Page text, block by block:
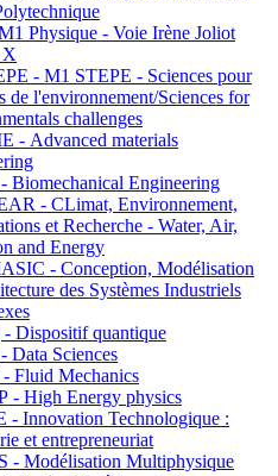
Physique - Voie Irène Joliot
X
- M1 STEPE - Sciences pour
de l'environnement/Sciences for
challenges
- Advanced materials
Biomechanical Engineering
- CLimat, Environnement,
et Recherche - Water, Air,
and Energy
- Conception, Modélisation
des Systèmes Industriels
Dispositif quantique
Data Sciences
Fluid Mechanics
- High Energy physics
- Innovation Technologique :
et entrepreneuriat
- Modélisation Multiphysique